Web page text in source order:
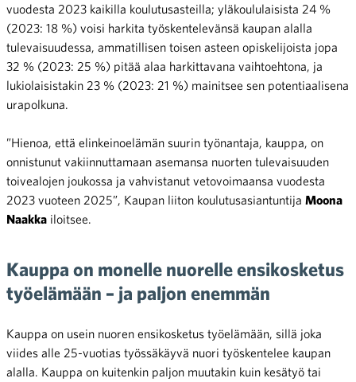
vuodesta 2023 kaikilla koulutusasteilla; yläkoululaisista 24 %
(2023: 18 %) voisi harkita työskentelevänsä kaupan alalla
tulevaisuudessa, ammatillisen toisen asteen opiskelijoista jopa
32 % (2023: 25 %) pitää alaa harkittavana vaihtoehtona, ja
lukiolaisistakin 23 % (2023: 21 %) mainitsee sen potentiaalisena
urapolkuna.
”Hienoa, että elinkeinoelämän suurin työnantaja, kauppa, on
onnistunut vakiinnuttamaan asemansa nuorten tulevaisuuden
toivealojen joukossa ja vahvistanut vetovoimaansa vuodesta
2023 vuoteen 2025”, Kaupan liiton koulutusasiantuntija Moona
Naakka iloitsee.
Kauppa on monelle nuorelle ensikosketus
työelämään – ja paljon enemmän
Kauppa on usein nuoren ensikosketus työelämään, sillä joka
viides alle 25-vuotias työssäkäyvä nuori työskentelee kaupan
alalla. Kauppa on kuitenkin paljon muutakin kuin kesätyö tai